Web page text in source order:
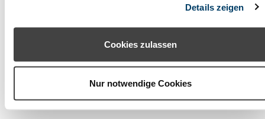
Cookies“ ohne die Erklärung einer Einwilligung fortfahren. In
diesem Fall werden nur notwendige Cookies verwendet. Sie
können Ihre Einwilligung jederzeit unter den Cookie-
Details zeigen
Cookies zulassen
Nur notwendige Cookies
Anzahl
Schlafzimmer
2
Lizenznehmer
DTV-Prüfstelle: